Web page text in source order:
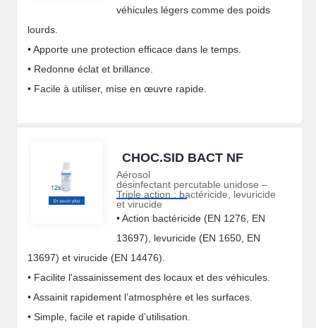
véhicules légers comme des poids
lourds.
• Apporte une protection efficace dans le temps.
• Redonne éclat et brillance.
• Facile à utiliser, mise en œuvre rapide.
CHOC.SID BACT NF
Aérosol
désinfectant percutable unidose –
Triple action : bactéricide, levuricide
et virucide
• Action bactéricide (EN 1276, EN
13697), levuricide (EN 1650, EN
13697) et virucide (EN 14476).
• Facilite l'assainissement des locaux et des véhicules.
• Assainit rapidement l’atmosphère et les surfaces.
• Simple, facile et rapide d’utilisation.